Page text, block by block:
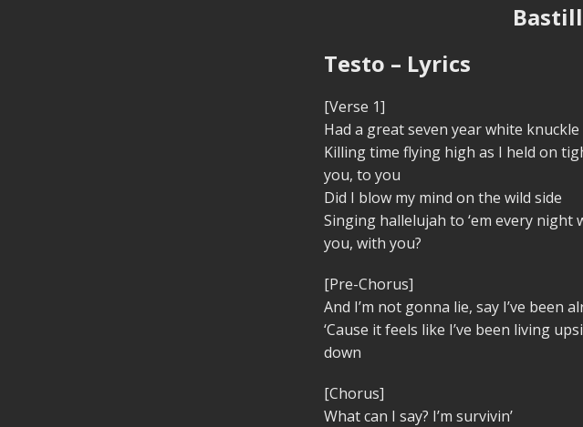
Testo – Lyrics
[Verse 1]
Had a great seven year white knuckle
Killing time flying high as I held on
you, to you
Did I blow my mind on the wild side
Singing hallelujah to ‘em every night
you, with you?
[Pre-Chorus]
And I’m not gonna lie, say I’ve been
‘Cause it feels like I’ve been living
down
[Chorus]
What can I say? I’m survivin’